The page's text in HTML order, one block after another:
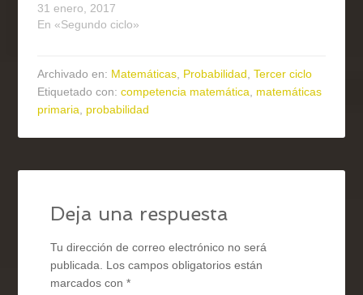
31 enero, 2017
En «Segundo ciclo»
Archivado en: Matemáticas, Probabilidad,Tercer ciclo
Etiquetado con:competencia matemática, matemáticas
primaria, probabilidad
Deja una respuesta
Tu dirección de correo electrónico no será
publicada. Los campos obligatorios están
marcados con*